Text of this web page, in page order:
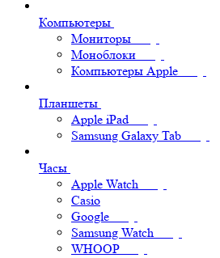
Компьютеры
Мониторы
Моноблоки
Компьютеры Apple
Планшеты
Apple iPad
Samsung Galaxy Tab
Часы
Apple Watch
Casio
Google
Samsung Watch
WHOOP